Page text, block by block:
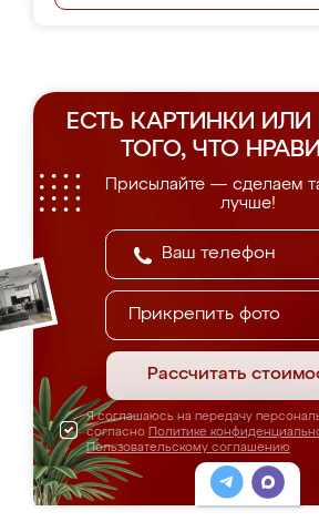
ЕСТЬ КАРТИНКИ ИЛИ
ТОГО, ЧТО
Присылайте — сделаем
лучше!
Прикрепить фото
Рассчитать
Я соглашаюсь на передачу
согласно Политике
Пользовательскому соглашению